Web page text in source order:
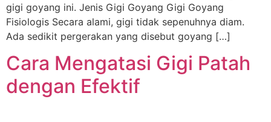
gigi goyang ini. Jenis Gigi Goyang Gigi Goyang
Fisiologis Secara alami, gigi tidak sepenuhnya diam.
Ada sedikit pergerakan yang disebut goyang […]
Cara Mengatasi Gigi Patah
dengan Efektif